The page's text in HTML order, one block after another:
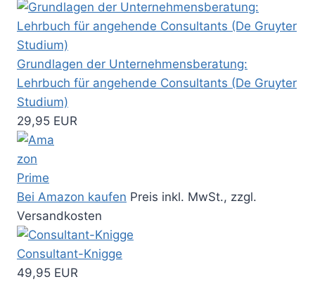
Grundlagen der Unternehmensberatung:
Lehrbuch für angehende Consultants (De Gruyter
Studium)
29,95 EUR
Bei Amazon kaufen Preis inkl. MwSt., zzgl.
Versandkosten
Consultant-Knigge
49,95 EUR